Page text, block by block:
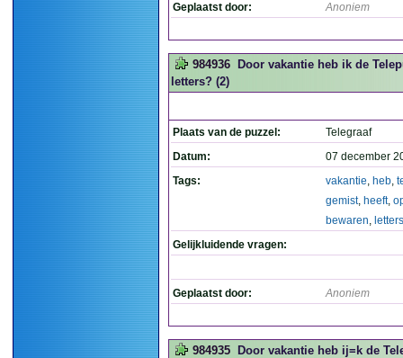
Geplaatst door: Anoniem
984936
Door vakantie heb ik de
letters? (2)
Plaats van de puzzel:
Telegraaf
Datum:
07 december
Tags:
vakantie, heb,
gemist, heeft,
bewaren, letters
Gelijkluidende vragen:
Geplaatst door: Anoniem
984935
Door vakantie heb ij=k de